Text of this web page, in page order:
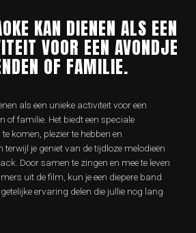
KAN DIENEN ALS EEN
VOOR EEN AVONDJE
OF FAMILIE.
als een unieke activiteit voor een
of familie. Het biedt een speciale
komen, plezier te hebben en
terwijl je geniet van de tijdloze melodieën
Door samen te zingen en mee te leven
uit de film, kun je een diepere band
ervaring delen die jullie nog lang